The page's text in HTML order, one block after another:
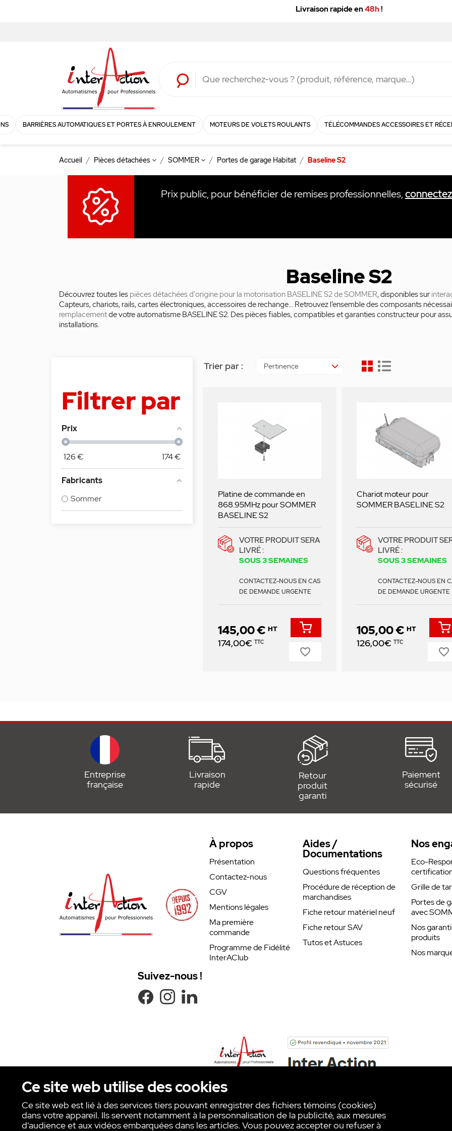
Livraison rapide en48h!
BARRIÈRES AUTOMATIQUES ET PORTES À ENROULEMENT MOTEURS DE VOLETS ROULANTS TÉLÉCOMMANDES ACCESSOIRES ET
Accueil Pièces détachées SOMMER Portes de garage Habitat Baseline S2
Baseline S2
Découvrez toutes les pièces détachées d'origine pour la motorisation BASELINE S2 de SOMMER, disponibles sur
Capteurs, chariots, rails, cartes électroniques, accessoires de rechange… Retrouvez l’ensemble des composants
remplacementde votre automatisme BASELINE S2. Des pièces fiables, compatibles et garanties constructeur pour
installations.
Prix public, pour bénéficier de remises professionnelles,
Filtrer par
Prix
126€ 174€
Fabricants
Sommer
Trier par : Pertinence
Platine de commande en
868.95MHz pour SOMMER
BASELINE S2
VOTRE PRODUIT SERA
LIVRÉ :
SOUS 3 SEMAINES
CONTACTEZ-NOUS EN CAS
DE DEMANDE URGENTE
Prix
145,00 € HT
174,00€ TTC
favorite_border
Chariot moteur pour
SOMMER BASELINE S2
VOTRE PRODUIT
LIVRÉ :
SOUS 3 SEMAINES
CONTACTEZ-NOUS EN
DE DEMANDE URGENTE
Prix
105,00 € HT
126,00€ TTC
favorite_border
Entreprise
française
Livraison
rapide
Retour
produit
garanti
Paiement
sécurisé
À propos
Présentation
Contactez-nous
CGV
Mentions légales
Ma première
commande
Programme de Fidélité
InterAClub
Aides /
Documentations
Questions fréquentes
Procédure de réception de
marchandises
Fiche retour matériel neuf
Fiche retour SAV
Tutos et Astuces
Nos
Eco-
Grille de
Portes de
avec
Nos
produits
Nos
Ce site web utilise des cookies
Ce site web est lié à des services tiers pouvant enregistrer des fichiers témoins (cookies)
dans votre appareil. Ils servent notamment à la personnalisation de la publicité, aux mesures
d'audience et aux vidéos embarquées dans les articles. Vous pouvez accepter ou refuser à
Suivez-nous !
Copyright © INTER ACTION 2026